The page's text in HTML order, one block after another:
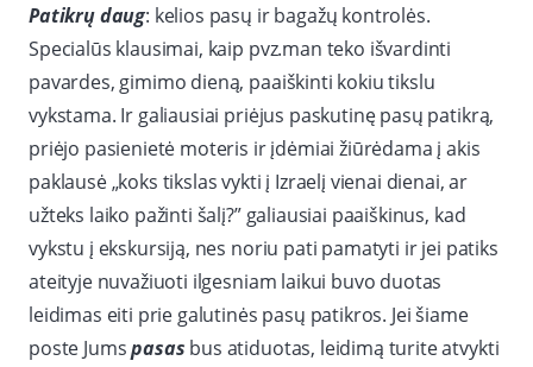
Patikrų daug: kelios pasų ir bagažų kontrolės.
Specialūs klausimai, kaip pvz.man teko išvardinti
pavardes, gimimo dieną, paaiškinti kokiu tikslu
vykstama. Ir galiausiai priėjus paskutinę pasų patikrą,
priėjo pasienietė moteris ir įdėmiai žiūrėdama į akis
paklausė „koks tikslas vykti į Izraelį vienai dienai, ar
užteks laiko pažinti šalį?” galiausiai paaiškinus, kad
vykstu į ekskursiją, nes noriu pati pamatyti ir jei patiks
ateityje nuvažiuoti ilgesniam laikui buvo duotas
leidimas eiti prie galutinės pasų patikros. Jei šiame
poste Jumspasas bus atiduotas, leidimą turite atvykti